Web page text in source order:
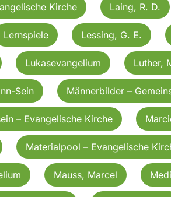
Kirche Laing, R. D.
Lernspiele Lessing, G. E.
Lukasevangelium Luther,
Sein Männerbilder –
– Evangelische Kirche
Materialpool – Evangelische
Mauss, Marcel